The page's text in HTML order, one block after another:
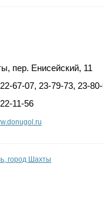
Гороскоп
Карты
пер. Енисейский, 11
67-07, 23-79-73, 23-
11-56
город Шахты